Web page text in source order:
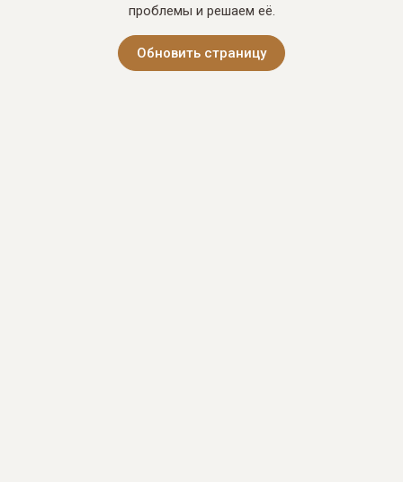
проблемы и решаем её.
Обновить страницу